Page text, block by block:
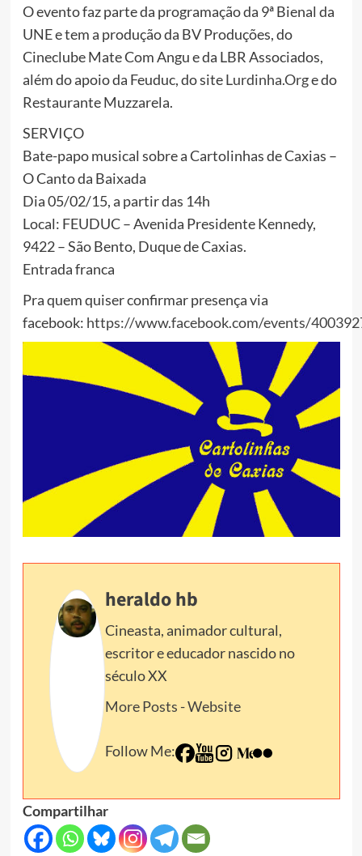
O evento faz parte da programação da 9ª Bienal da
UNE e tem a produção da BV Produções, do
Cineclube Mate Com Angu e da LBR Associados,
além do apoio da Feuduc, do siteLurdinha.Orge do
Restaurante Muzzarela.
SERVIÇO
Bate-papo musical sobre a Cartolinhas de Caxias –
O Canto da Baixada
Dia 05/02/15, a partir das 14h
Local: FEUDUC – Avenida Presidente Kennedy,
9422 – São Bento, Duque de Caxias.
Entrada franca
Pra quem quiser confirmar presença via
facebook: https://www.facebook.com/events/
heraldo hb
Cineasta, animador cultural,
escritor e educador nascido no
século XX
More Posts -Website
Follow Me:
Compartilhar